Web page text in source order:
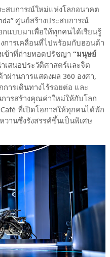
สบการณ์ใหม่แห่งโลกอนาคต
ศูนย์สร้างประสบการณ์
แบบมาเพื่อให้ทุกคนได้เรียนรู้
การเคลื่อนที่ไปพร้อมกับฮอนด้า
เข้าที่ถ่ายทอดปรัชญา “มนุษย์
เสนอประวัติศาสตร์และจิต
านการแสดงผล 360 องศา,
ารเดินทางไร้รอยต่อ และ
ารสร้างคุณค่าใหม่ให้กับโลก
ที่เปิดโอกาสให้ทุกคนได้พัก
านซึ่งรังสรรค์ขึ้นเป็นพิเศษ